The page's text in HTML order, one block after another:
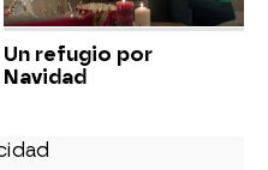
Un refugio por
Navidad